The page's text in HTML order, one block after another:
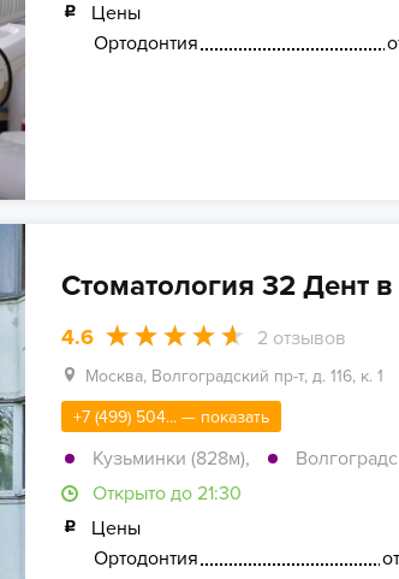
Цены
Ортодонтия
Стоматология 32 Дент
4.6 2 отзывов
Москва, Волгоградский пр-т, д. 116, к. 1
+7 (499) 504... — показать
Кузьминки (828м),
Открыто до 21:30
Цены
Ортодонтия